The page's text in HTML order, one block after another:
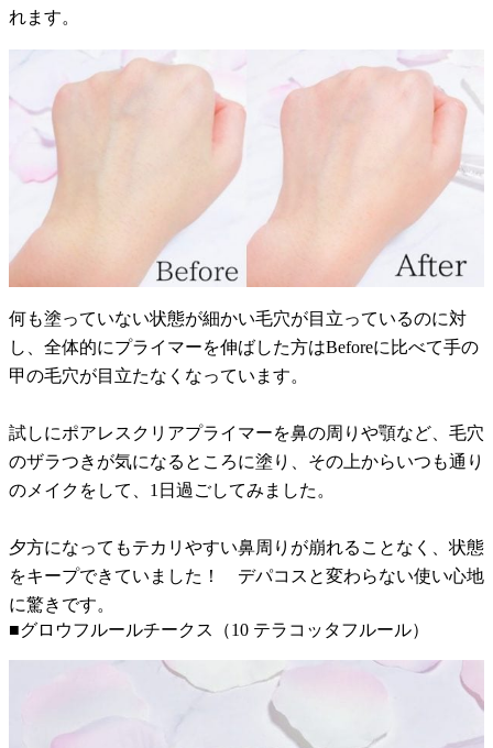
れます。
何も塗っていない状態が細かい毛穴が目立っているのに対
し、全体的にプライマーを伸ばした方はBeforeに比べて手の
甲の毛穴が目立たなくなっています。
試しにポアレスクリアプライマーを鼻の周りや顎など、毛穴
のザラつきが気になるところに塗り、その上からいつも通り
のメイクをして、1日過ごしてみました。
夕方になってもテカリやすい鼻周りが崩れることなく、状態
をキープできていました！ デパコスと変わらない使い心地
に驚きです。
■グロウフルールチークス（10 テラコッタフルール）